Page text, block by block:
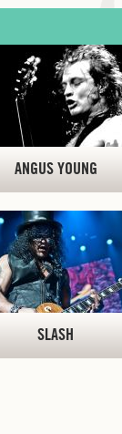
ANGUS YOUNG
SLASH